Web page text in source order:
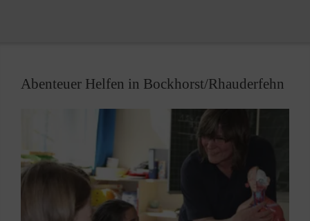
26842 Ostrhauderfehn Dorfstr. 1
Abenteuer Helfen in Bockhorst/Rhauderfehn